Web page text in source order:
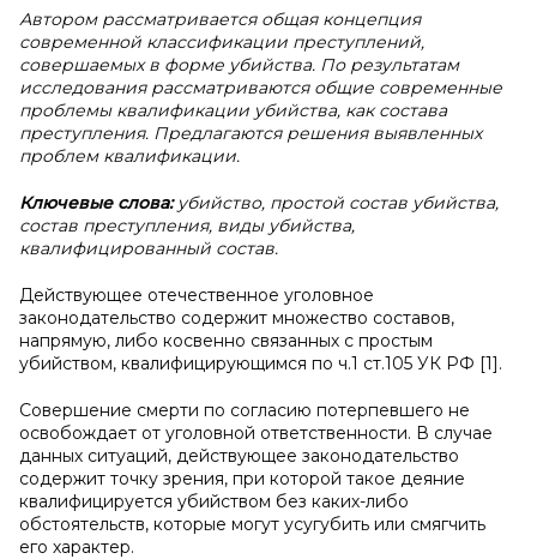
Автором рассматривается общая концепция
современной классификации преступлений,
совершаемых в форме убийства. По результатам
исследования рассматриваются общие современные
проблемы квалификации убийства, как состава
преступления. Предлагаются решения выявленных
проблем квалификации.
Ключевые слова: убийство, простой состав убийства,
состав преступления, виды убийства,
квалифицированный состав.
Действующее отечественное уголовное
законодательство содержит множество составов,
напрямую, либо косвенно связанных с простым
убийством, квалифицирующимся по ч.1 ст.105 УК РФ [1].
Совершение смерти по согласию потерпевшего не
освобождает от уголовной ответственности. В случае
данных ситуаций, действующее законодательство
содержит точку зрения, при которой такое деяние
квалифицируется убийством без каких-либо
обстоятельств, которые могут усугубить или смягчить
его характер.